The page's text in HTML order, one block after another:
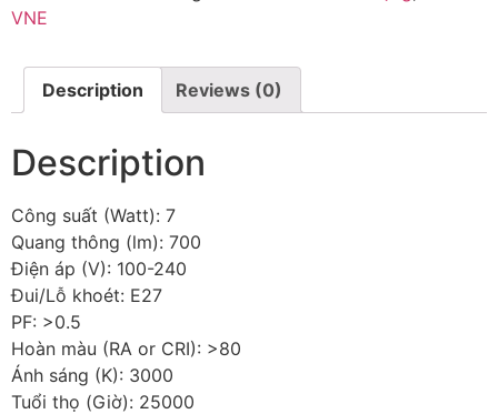
VNE
Description Reviews (0)
Description
Công suất (Watt): 7
Quang thông (lm): 700
Điện áp (V): 100-240
Đui/Lỗ khoét: E27
PF: >0.5
Hoàn màu (RA or CRI): >80
Ánh sáng (K): 3000
Tuổi thọ (Giờ): 25000